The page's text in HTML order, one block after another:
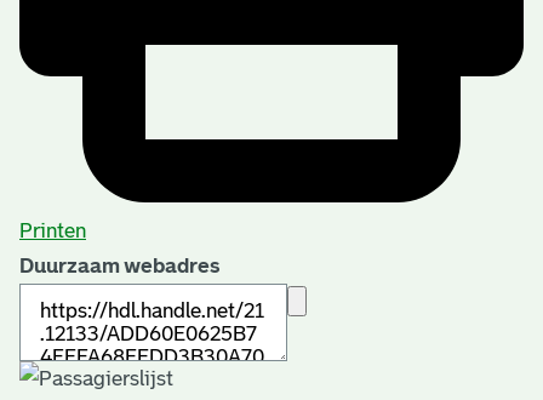
Printen
Duurzaam webadres